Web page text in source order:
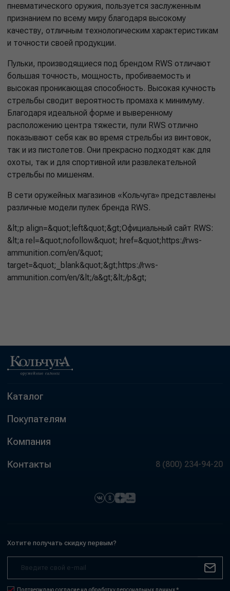
пневматического оружия, пользуется заслуженным
признанием по всему миру благодаря высокому
качеству, отличным технологическим характеристикам
и точности своей продукции.
Пульки, производящиеся под брендом RWS отличают
большая точность, мощность, пробиваемость и
высокая проникающая способность. Высокая кучность
стрельбы сводит вероятность промаха к минимуму.
Благодаря идеальной форме и выверенному
расположению центра тяжести, пули RWS отлично
показывают себя как во время стрельбы из винтовок,
так и из пистолетов. Они прекрасно подходят как для
охоты, так и для спортивной или развлекательной
стрельбы по мишеням.
В сети оружейных магазинов «Кольчуга» представлены
различные модели пулек бренда RWS.
&lt;p align=&quot;left&quot;&gt;Официальный сайт RWS:
&lt;a rel=&quot;nofollow&quot; href=&quot;https://rws-
ammunition.com/en/&quot;
target=&quot;_blank&quot;&gt;https://rws-
ammunition.com/en/&lt;/a&gt;&lt;/p&gt;
Каталог
Покупателям
Компания
Контакты 8 (800) 234-94-20
Хотите получать скидку первым?
Подтверждаю согласие на обработку персональных данных *